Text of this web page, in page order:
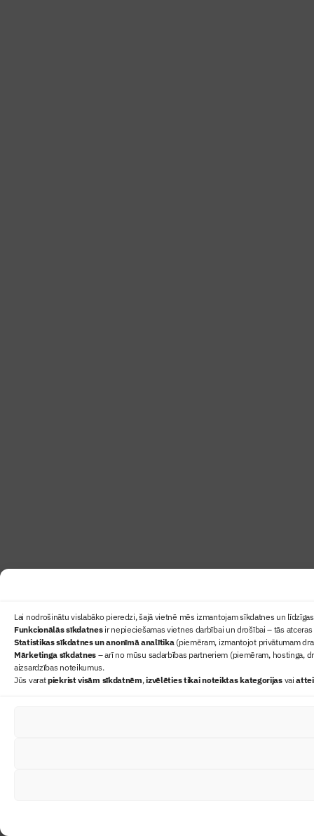
Lai nodrošinātu vislabāko pieredzi, šajā vietnē mēs izmantojam sīkdatnes un
Funkcionālās sīkdatnesir nepieciešamas vietnes darbībai un drošībai – tās
Statistikas sīkdatnes un anonīmā analītika(piemēram, izmantojot privātumam
Mārketinga sīkdatnes – arī no mūsu sadarbības partneriem (piemēram, hostinga,
aizsardzības noteikumus.
Jūs varatpiekrist visām sīkdatnēm,izvēlēties tikai noteiktas kategorijasvai